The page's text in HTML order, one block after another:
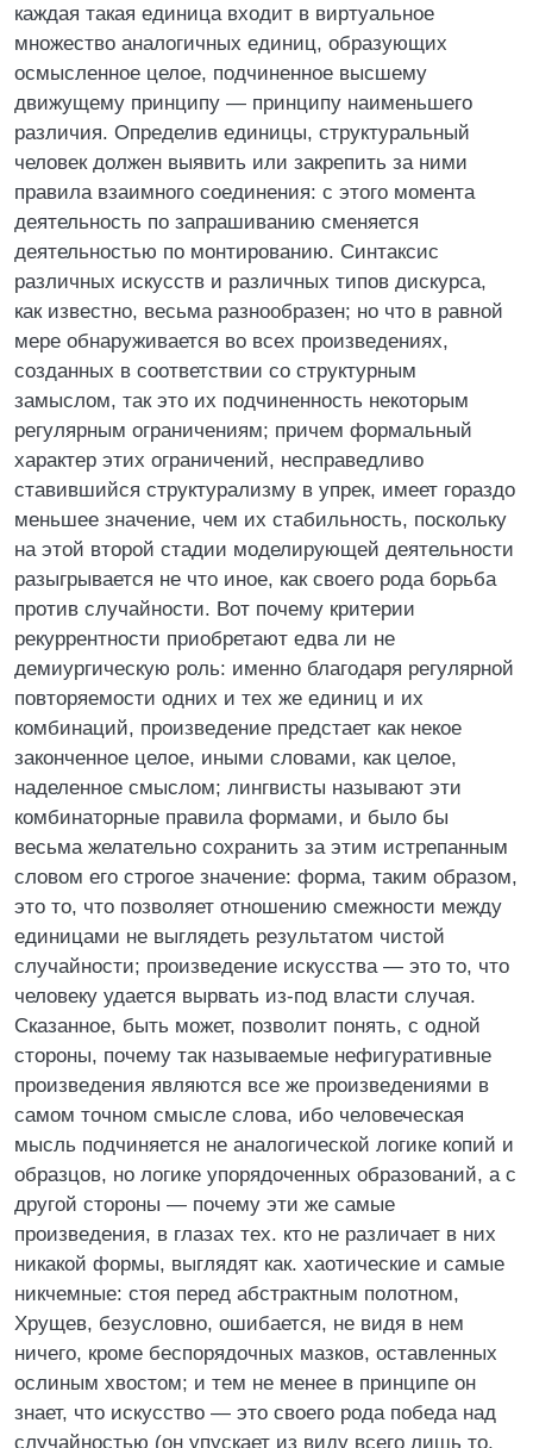
каждая такая единица входит в виртуальное
множество аналогичных единиц, образующих
осмысленное целое, подчиненное высшему
движущему принципу — принципу наименьшего
различия. Определив единицы, структуральный
человек должен выявить или закрепить за ними
правила взаимного соединения: с этого момента
деятельность по запрашиванию сменяется
деятельностью по монтированию. Синтаксис
различных искусств и различных типов дискурса,
как известно, весьма разнообразен; но что в равной
мере обнаруживается во всех произведениях,
созданных в соответствии со структурным
замыслом, так это их подчиненность некоторым
регулярным ограничениям; причем формальный
характер этих ограничений, несправедливо
ставившийся структурализму в упрек, имеет гораздо
меньшее значение, чем их стабильность, поскольку
на этой второй стадии моделирующей деятельности
разыгрывается не что иное, как своего рода борьба
против случайности. Вот почему критерии
рекуррентности приобретают едва ли не
демиургическую роль: именно благодаря регулярной
повторяемости одних и тех же единиц и их
комбинаций, произведение предстает как некое
законченное целое, иными словами, как целое,
наделенное смыслом; лингвисты называют эти
комбинаторные правила формами, и было бы
весьма желательно сохранить за этим истрепанным
словом его строгое значение: форма, таким образом,
это то, что позволяет отношению смежности между
единицами не выглядеть результатом чистой
случайности; произведение искусства — это то, что
человеку удается вырвать из-под власти случая.
Сказанное, быть может, позволит понять, с одной
стороны, почему так называемые нефигуративные
произведения являются все же произведениями в
самом точном смысле слова, ибо человеческая
мысль подчиняется не аналогической логике копий и
образцов, но логике упорядоченных образований, а с
другой стороны — почему эти же самые
произведения, в глазах тех. кто не различает в них
никакой формы, выглядят как. хаотические и самые
никчемные: стоя перед абстрактным полотном,
Хрущев, безусловно, ошибается, не видя в нем
ничего, кроме беспорядочных мазков, оставленных
ослиным хвостом; и тем не менее в принципе он
знает, что искусство — это своего рода победа над
случайностью (он упускает из виду всего лишь то,